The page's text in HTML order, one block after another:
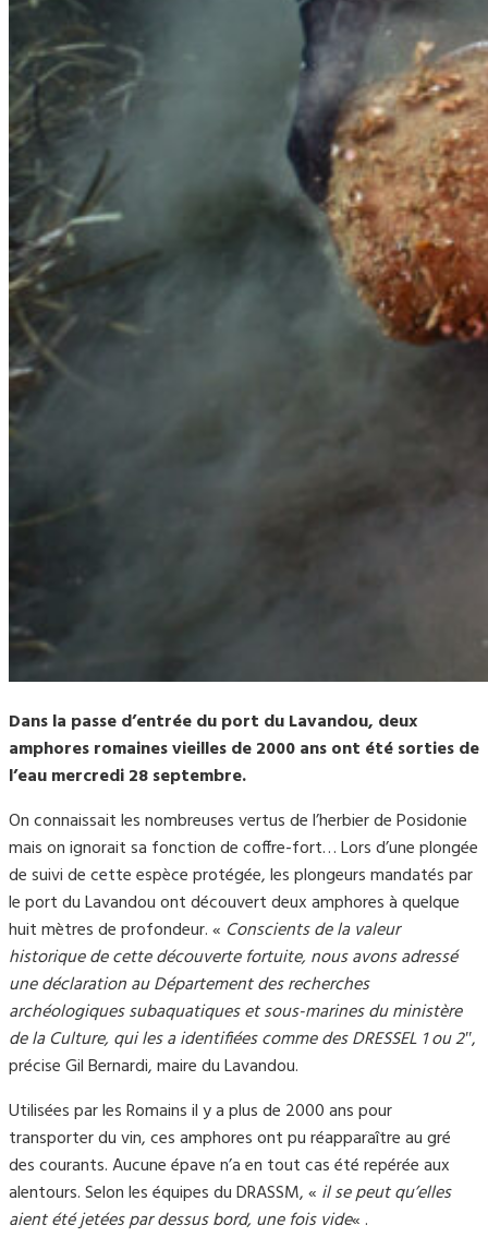
Dans la passe d’entrée du port du Lavandou, deux
amphores romaines vieilles de 2000 ans ont été sorties de
l’eau mercredi 28 septembre.
On connaissait les nombreuses vertus de l’herbier de Posidonie
mais on ignorait sa fonction de coffre-fort… Lors d’une plongée
de suivi de cette espèce protégée, les plongeurs mandatés par
le port du Lavandou ont découvert deux amphores à quelque
huit mètres de profondeur. « Conscients de la valeur
historique de cette découverte fortuite, nous avons adressé
une déclaration au Département des recherches
archéologiques subaquatiques et sous-marines du ministère
de la Culture, qui les a identifiées comme des DRESSEL 1 ou 2″,
précise Gil Bernardi, maire du Lavandou.
Utilisées par les Romains il y a plus de 2000 ans pour
transporter du vin, ces amphores ont pu réapparaître au gré
des courants. Aucune épave n’a en tout cas été repérée aux
alentours. Selon les équipes du DRASSM, « il se peut qu’elles
aient été jetées par dessus bord, une fois vide« .